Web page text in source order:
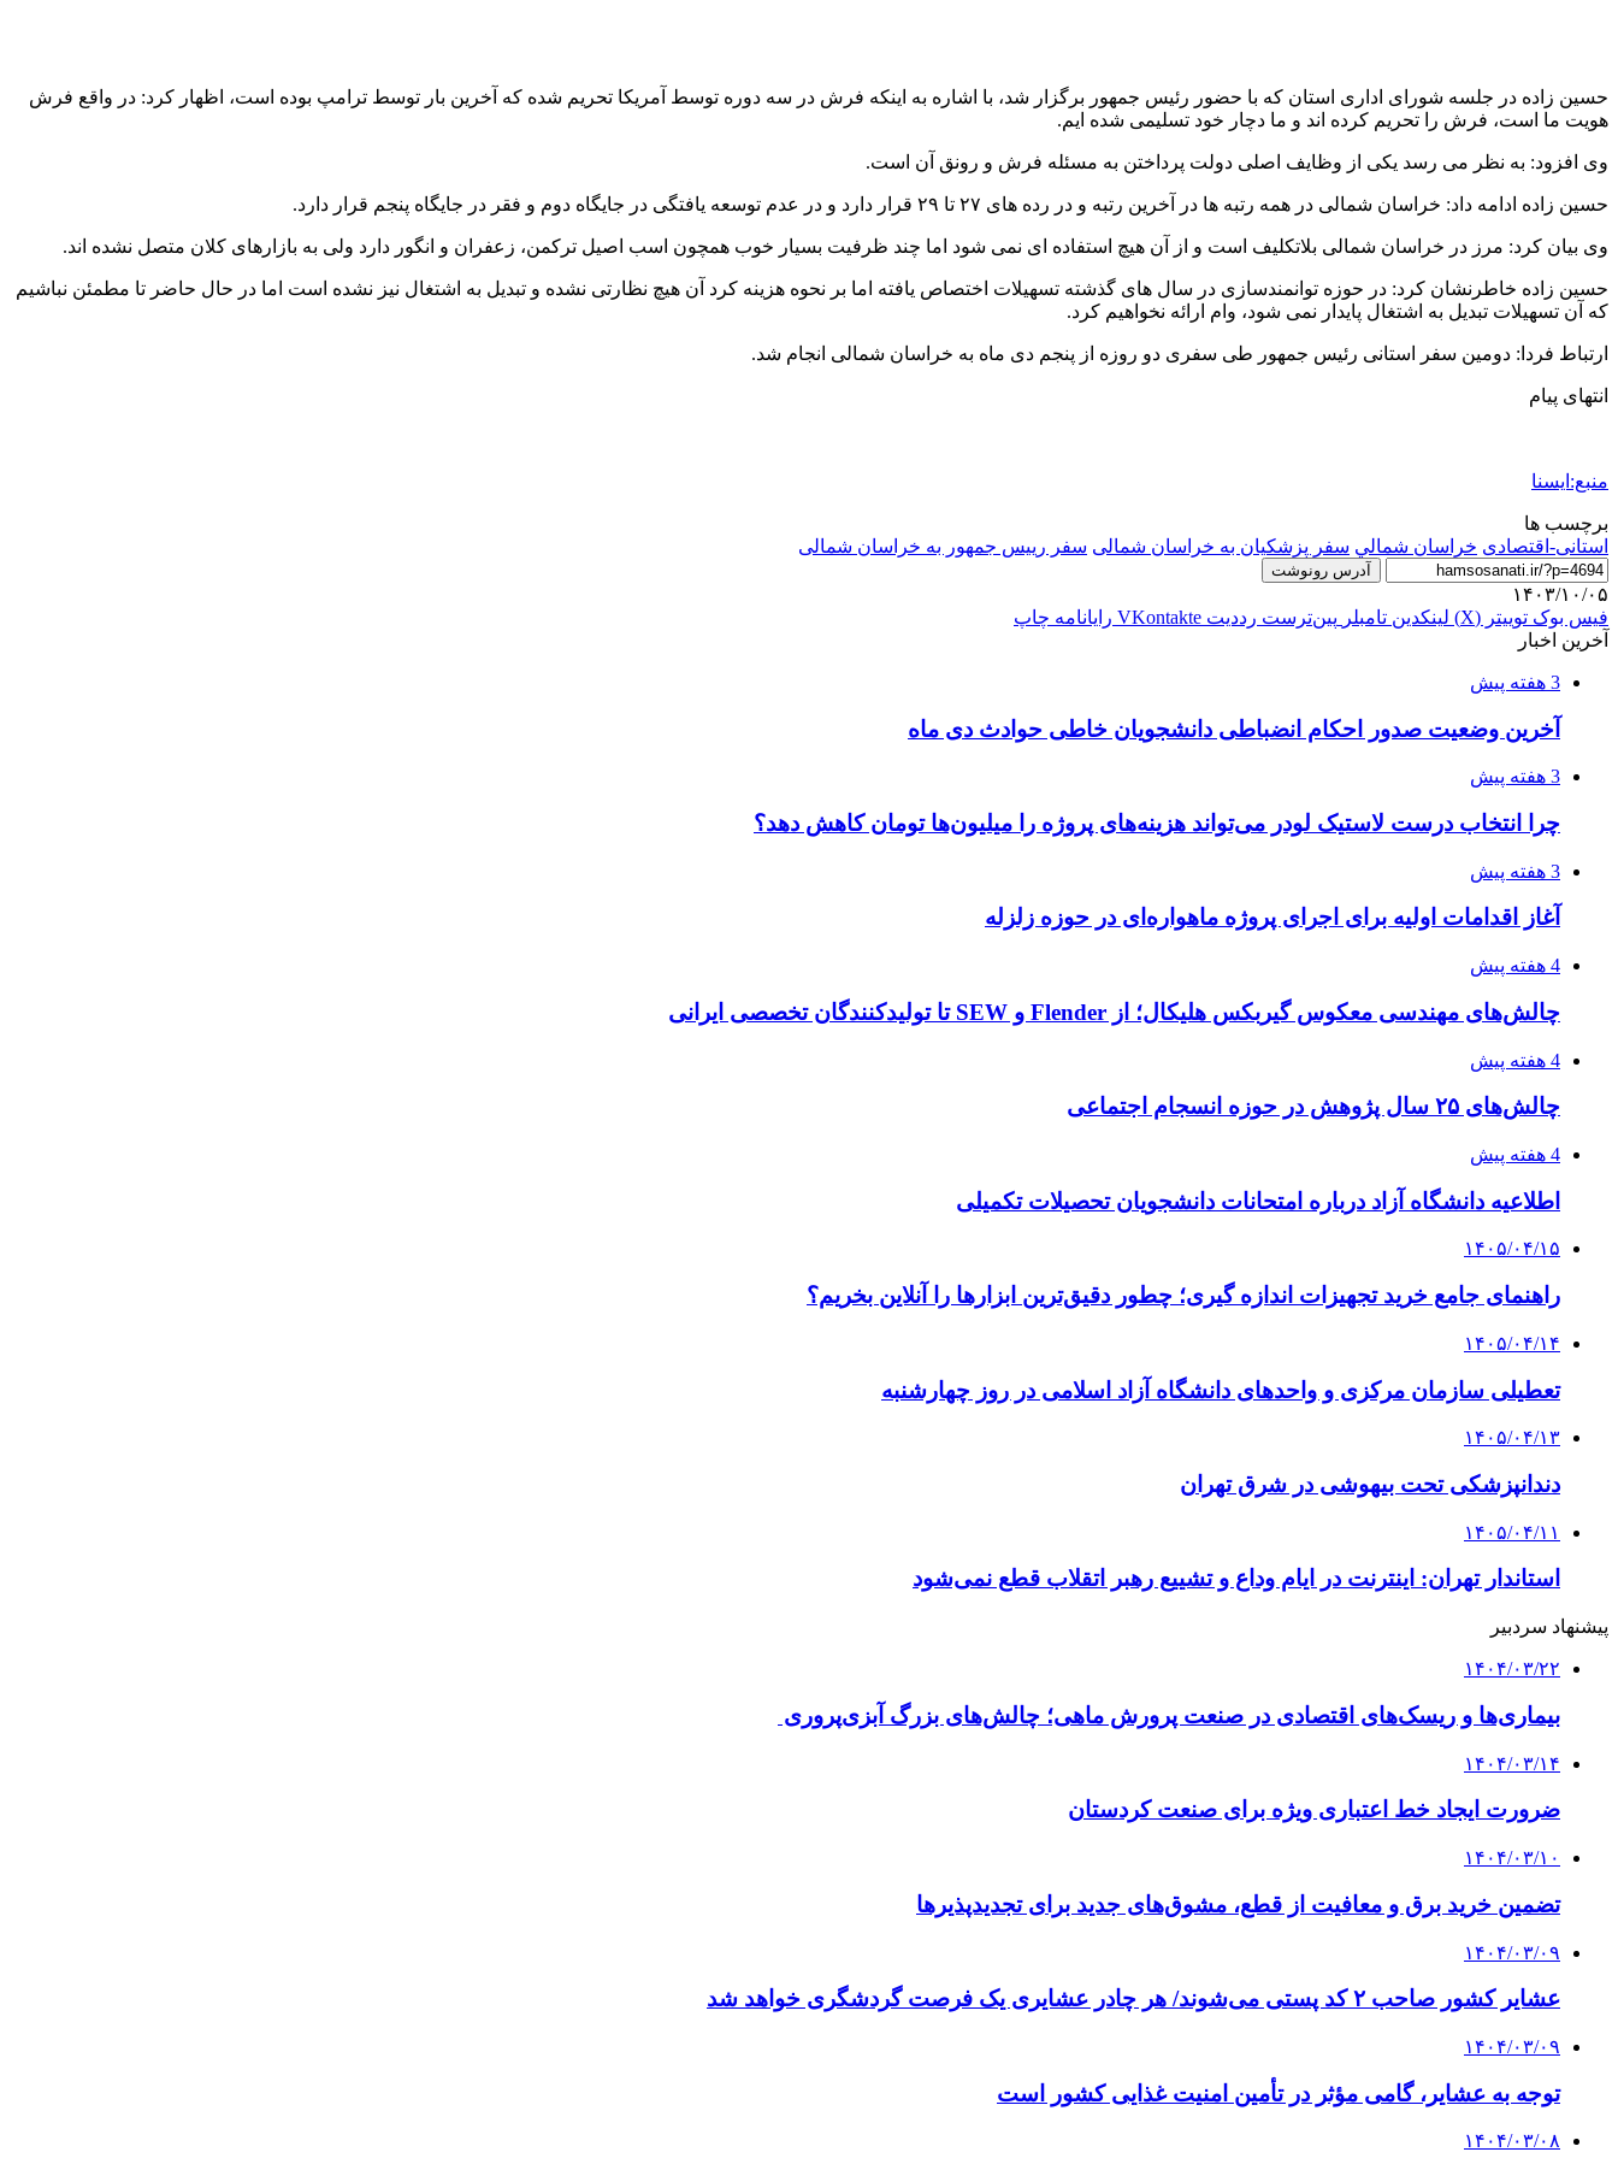
حسین زاده در جلسه شورای اداری استان که با حضور رئیس جمهور برگزار شد، با اشاره به اینکه فرش در سه دوره توسط آمریکا تحریم شده که آخرین بار توسط ترامپ بوده است، اظهار کرد: در واقع فرش
هویت ما است، فرش را تحریم کرده اند و ما دچار خود تسلیمی شده ایم.
وی افزود: به نظر می رسد یکی از وظایف اصلی دولت پرداختن به مسئله فرش و رونق آن است.
حسین زاده ادامه داد: خراسان شمالی در همه رتبه ها در آخرین رتبه و در رده های ۲۷ تا ۲۹ قرار دارد و در عدم توسعه یافتگی در جایگاه دوم و فقر در جایگاه پنجم قرار دارد.
وی بیان کرد: مرز در خراسان شمالی بلاتکلیف است و از آن هیچ استفاده ای نمی شود اما چند ظرفیت بسیار خوب همچون اسب اصیل ترکمن، زعفران و انگور دارد ولی به بازارهای کلان متصل نشده اند.
حسین زاده خاطرنشان کرد: در حوزه توانمندسازی در سال های گذشته تسهیلات اختصاص یافته اما بر نحوه هزینه کرد آن هیچ نظارتی نشده و تبدیل به اشتغال نیز نشده است اما در حال حاضر تا مطمئن نباشیم
که آن تسهیلات تبدیل به اشتغال پایدار نمی شود، وام ارائه نخواهیم کرد.
ارتباط فردا: دومین سفر استانی رئیس جمهور طی سفری دو روزه از پنجم دی ماه به خراسان شمالی انجام شد.
انتهای پیام
منبع:ایسنا
برچسب ها
استانی-اقتصادی خراسان شمالي سفر پزشکیان به خراسان شمالی سفر رییس ‌جمهور به خراسان شمالی
آدرس رونوشت
۱۴۰۳/۱۰/۰۵
فیس بوک توییتر (X) لینکدین ‫تامبلر ‫پین‌ترست ‫رددیت ‫VKontakte رایانامه چاپ
آخرین اخبار
3 هفته پیش
آخرین وضعیت صدور احکام انضباطی دانشجویان خاطی حوادث دی ماه
3 هفته پیش
چرا انتخاب درست لاستیک لودر می‌تواند هزینه‌های پروژه را میلیون‌ها تومان کاهش دهد؟
3 هفته پیش
آغاز اقدامات اولیه برای اجرای پروژه ماهواره‌ای در حوزه زلزله
4 هفته پیش
چالش‌های مهندسی معکوس گیربکس هلیکال؛ از Flender و SEW تا تولیدکنندگان تخصصی ایرانی
4 هفته پیش
چالش‌های ۲۵ سال پژوهش در حوزه انسجام اجتماعی
4 هفته پیش
اطلاعیه دانشگاه آزاد درباره امتحانات دانشجویان تحصیلات تکمیلی
۱۴۰۵/۰۴/۱۵
راهنمای جامع خرید تجهیزات اندازه گیری؛ چطور دقیق‌ترین ابزارها را آنلاین بخریم؟
۱۴۰۵/۰۴/۱۴
تعطیلی سازمان مرکزی و واحدهای دانشگاه آزاد اسلامی در روز چهارشنبه
۱۴۰۵/۰۴/۱۳
دندانپزشکی تحت بیهوشی در شرق تهران
۱۴۰۵/۰۴/۱۱
استاندار تهران: اینترنت در ایام وداع و تشییع رهبر اتقلاب قطع نمی‌شود
پیشنهاد سردبیر
۱۴۰۴/۰۳/۲۲
بیماری‌ها و ریسک‌های اقتصادی در صنعت پرورش ماهی؛ چالش‌های بزرگ آبزی‌پروری
۱۴۰۴/۰۳/۱۴
ضرورت ایجاد خط اعتباری ویژه برای صنعت کردستان
۱۴۰۴/۰۳/۱۰
تضمین خرید برق و معافیت از قطع، مشوق‌های جدید برای تجدیدپذیرها
۱۴۰۴/۰۳/۰۹
عشایر کشور صاحب ۲ کد پستی می‌شوند/ هر چادر عشایری یک فرصت گردشگری خواهد شد
۱۴۰۴/۰۳/۰۹
توجه به عشایر، گامی مؤثر در تأمین امنیت غذایی کشور است
۱۴۰۴/۰۳/۰۸